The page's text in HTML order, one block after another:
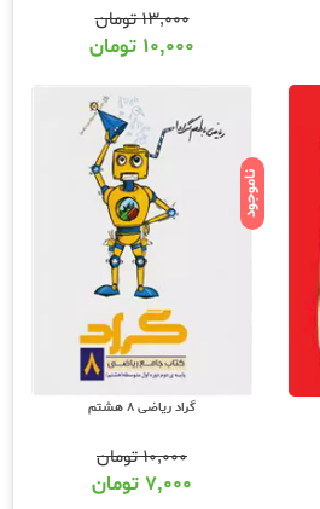
۱۳,۰۰۰تومان
۱۰,۰۰۰ تومان
ناموجود
گراد ریاضی 8 هشتم
۱۰,۰۰۰تومان
۷,۰۰۰ تومان